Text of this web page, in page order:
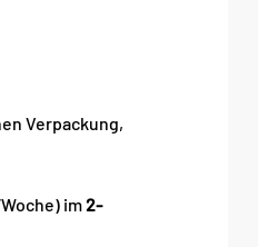
Verpackung,
im2-